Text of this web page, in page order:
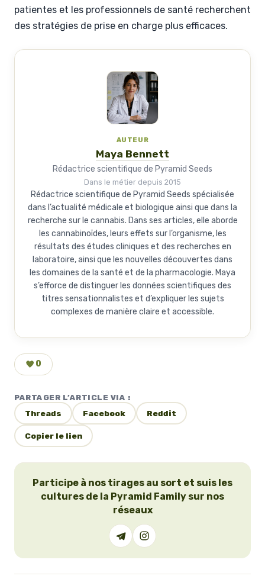
patientes et les professionnels de santé recherchent
des stratégies de prise en charge plus efficaces.
AUTEUR
Maya Bennett
Rédactrice scientifique de Pyramid Seeds
Dans le métier depuis 2015
Rédactrice scientifique de Pyramid Seeds spécialisée
dans l’actualité médicale et biologique ainsi que dans la
recherche sur le cannabis. Dans ses articles, elle aborde
les cannabinoïdes, leurs effets sur l’organisme, les
résultats des études cliniques et des recherches en
laboratoire, ainsi que les nouvelles découvertes dans
les domaines de la santé et de la pharmacologie. Maya
s’efforce de distinguer les données scientifiques des
titres sensationnalistes et d’expliquer les sujets
complexes de manière claire et accessible.
0
PARTAGER L’ARTICLE VIA :
Threads Facebook Reddit
Copier le lien
Participe à nos tirages au sort et suis les
cultures de la Pyramid Family sur nos
réseaux